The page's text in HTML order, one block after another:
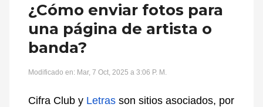
¿Cómo enviar fotos para
una página de artista o
banda?
Modificado en: Mar, 7 Oct, 2025 a 3:06 P. M.
Cifra Club y Letras son sitios asociados, por